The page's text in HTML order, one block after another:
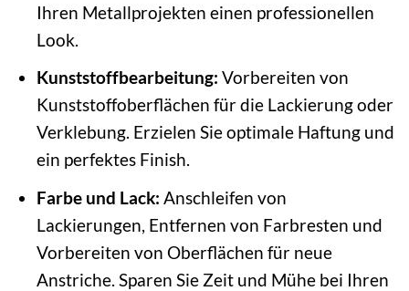
Ihren Metallprojekten einen professionellen
Look.
Kunststoffbearbeitung: Vorbereiten von
Kunststoffoberflächen für die Lackierung oder
Verklebung. Erzielen Sie optimale Haftung und
ein perfektes Finish.
Farbe und Lack: Anschleifen von
Lackierungen, Entfernen von Farbresten und
Vorbereiten von Oberflächen für neue
Anstriche. Sparen Sie Zeit und Mühe bei Ihren